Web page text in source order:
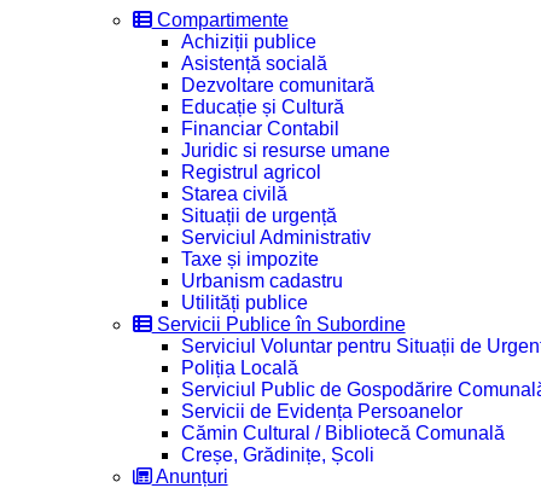
Compartimente
Achiziții publice
Asistență socială
Dezvoltare comunitară
Educație și Cultură
Financiar Contabil
Juridic si resurse umane
Registrul agricol
Starea civilă
Situații de urgență
Serviciul Administrativ
Taxe și impozite
Urbanism cadastru
Utilități publice
Servicii Publice în Subordine
Serviciul Voluntar pentru Situații de
Poliția Locală
Serviciul Public de Gospodărire
Servicii de Evidența Persoanelor
Cămin Cultural / Bibliotecă Comunală
Creșe, Grădinițe, Școli
Anunțuri